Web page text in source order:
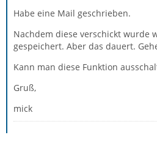
Habe eine Mail geschrieben.
Nachdem diese verschickt wurde
gespeichert. Aber das dauert.
Kann man diese Funktion
Gruß,
mick